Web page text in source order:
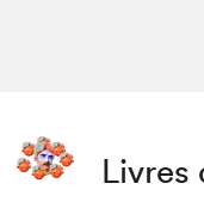
Livres